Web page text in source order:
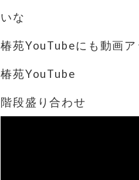
いな
椿苑YouTubeにも動画
椿苑YouTube
階段盛り合わせ